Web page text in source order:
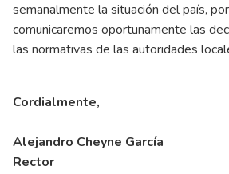
semanalmente la situación del país,
comunicaremos oportunamente las
las normativas de las autoridades
Cordialmente,
Alejandro Cheyne García
Rector